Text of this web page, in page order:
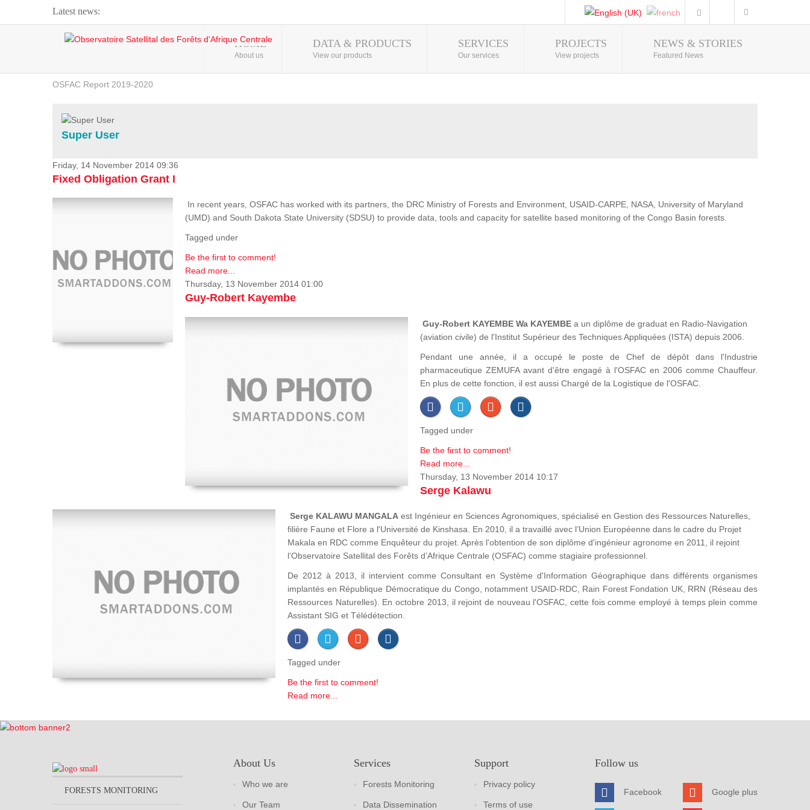
Latest news:
Webinar about Large Scale Monitoring and Land ...
OSFAC Video - Addressing climate change from the ...
OSFAC Report 2019-2020
Flooding and Erosion in Kinshasa - Open Cities ...
Photo Gallery
HOME
About us
DATA & PRODUCTS
View our products
SERVICES
Our services
PROJECTS
View projects
NEWS & STORIES
Featured News
Super User
Friday, 14 November 2014 09:36
Fixed Obligation Grant I
In recent years, OSFAC has worked with its partners, the DRC Ministry of Forests and Environment, USAID-CARPE, NASA, University of Maryland
(UMD) and South Dakota State University (SDSU) to provide data, tools and capacity for satellite based monitoring of the Congo Basin forests.
Tagged under
Be the first to comment!
Read more...
Thursday, 13 November 2014 01:00
Guy-Robert Kayembe
Guy-Robert KAYEMBE Wa KAYEMBE a un diplôme de graduat en Radio-Navigation
(aviation civile) de l'Institut Supérieur des Techniques Appliquées (ISTA) depuis 2006.
Pendant une année, il a occupé le poste de Chef de dépôt dans l'Industrie
pharmaceutique ZEMUFA avant d'être engagé à l'OSFAC en 2006 comme Chauffeur.
En plus de cette fonction, il est aussi Chargé de la Logistique de l'OSFAC.
Tagged under
Be the first to comment!
Read more...
Thursday, 13 November 2014 10:17
Serge Kalawu
Serge KALAWU MANGALA est Ingénieur en Sciences Agronomiques, spécialisé en Gestion des Ressources Naturelles,
filière Faune et Flore a l'Université de Kinshasa. En 2010, il a travaillé avec l’Union Européenne dans le cadre du Projet
Makala en RDC comme Enquêteur du projet. Après l'obtention de son diplôme d'ingénieur agronome en 2011, il rejoint
l’Observatoire Satellital des Forêts d’Afrique Centrale (OSFAC) comme stagiaire professionnel.
De 2012 à 2013, il intervient comme Consultant en Système d'Information Géographique dans différents organismes
implantés en République Démocratique du Congo, notamment USAID-RDC, Rain Forest Fondation UK, RRN (Réseau des
Ressources Naturelles). En octobre 2013, il rejoint de nouveau l'OSFAC, cette fois comme employé à temps plein comme
Assistant SIG et Télédétection.
Tagged under
Be the first to comment!
Read more...
FORESTS MONITORING
About Us
Who we are
Our Team
Services
Forests Monitoring
Data Dissemination
Support
Privacy policy
Terms of use
Follow us
Facebook Google plus